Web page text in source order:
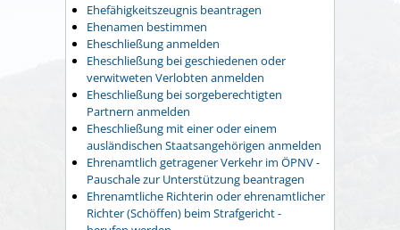
Ehefähigkeitszeugnis beantragen
Ehenamen bestimmen
Eheschließung anmelden
Eheschließung bei geschiedenen oder
verwitweten Verlobten anmelden
Eheschließung bei sorgeberechtigten
Partnern anmelden
Eheschließung mit einer oder einem
ausländischen Staatsangehörigen anmelden
Ehrenamtlich getragener Verkehr im ÖPNV -
Pauschale zur Unterstützung beantragen
Ehrenamtliche Richterin oder ehrenamtlicher
Richter (Schöffen) beim Strafgericht -